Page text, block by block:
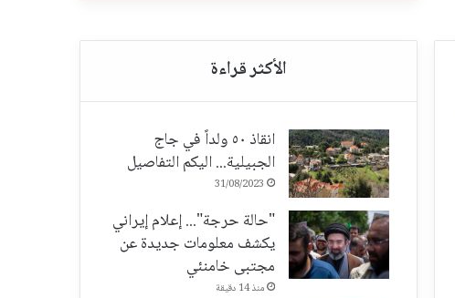
انقاذ ٥٠ ولداً في جاج
الجبيلية... اليكم التفاصيل
31/08/2023
"حالة حرجة"... إعلام إيراني
يكشف معلومات جديدة عن
مجتبى خامنئي
منذ 14 دقيقة